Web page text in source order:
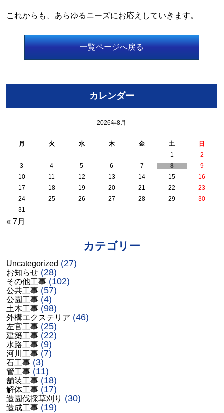
これからも、あらゆるニーズにお応えしていきます。
一覧ページへ戻る
カレンダー
2026年8月
月 火 水 木 金 土
日
1
2
3
4 5 6 7 8
9
10
11 12 13 14 15
16
17
18 19 20 21 22
23
24
25 26 27 28 29
30
31
« 7月
カテゴリー
Uncategorized (27)
お知らせ (28)
その他工事 (102)
公共工事 (57)
公園工事 (4)
土木工事 (98)
外構エクステリア (46)
左官工事 (25)
建築工事 (22)
水路工事 (9)
河川工事 (7)
石工事 (3)
管工事 (11)
舗装工事 (18)
解体工事 (17)
造園伐採草刈り (30)
造成工事 (19)